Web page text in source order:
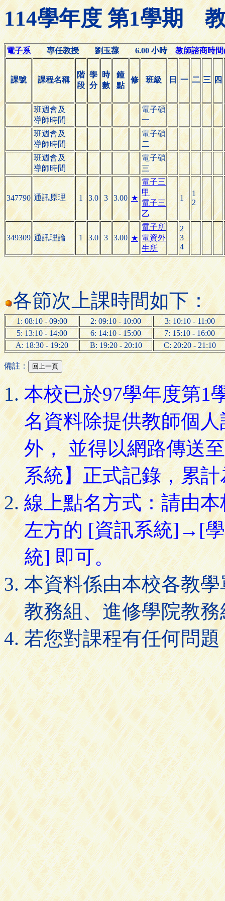
114學年度 第1學期
電子系專任教授 劉玉蓀 6.00 小時教師諮商時
課號 課程名稱
階
段
學
分
時
數
鐘
點
修 班級 日 一 二 三 四
班週會及
導師時間
電子碩
一
班週會及
導師時間
電子碩
二
班週會及
導師時間
電子碩
三
347790 通訊原理 1 3.0 3 3.00 ★
電子三
甲
電子三
乙
1
1
2
349309 通訊理論 1 3.0 3 3.00 ★
電子所
電資外
生所
2
3
4
各節次上課時間如下：
1: 08:10 - 09:00 2: 09:10 - 10:00
3: 10:10 - 11:00
5: 13:10 - 14:00
6: 14:10 - 15:00
7: 15:10 - 16:00
A: 18:30 - 19:20
B: 19:20 - 20:10 C: 20:20 - 21:10
備註：
本校已於97學年度第1
名資料除提供教師個
外， 並得以網路傳送
系統】正式記錄，累
線上點名方式：請由
左方的 [資訊系統]→[
統] 即可。
本資料係由本校各教
教務組、進修學院教
若您對課程有任何問